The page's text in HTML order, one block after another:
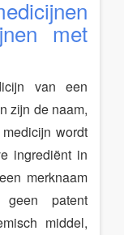
met
van een
zijn de naam,
wordt
ingrediënt in
merknaam
geen patent
middel,